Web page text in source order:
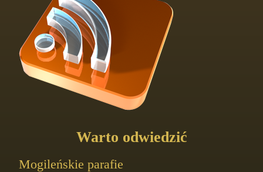
Warto odwiedzić
Mogileńskie parafie